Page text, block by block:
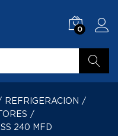
0
REFRIGERACION /
/
240 MFD